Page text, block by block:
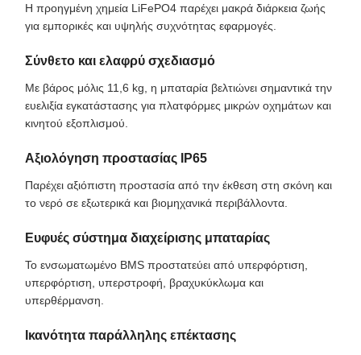
Η προηγμένη χημεία LiFePO4 παρέχει μακρά διάρκεια ζωής
για εμπορικές και υψηλής συχνότητας εφαρμογές.
Σύνθετο και ελαφρύ σχεδιασμό
Με βάρος μόλις 11,6 kg, η μπαταρία βελτιώνει σημαντικά την
ευελιξία εγκατάστασης για πλατφόρμες μικρών οχημάτων και
κινητού εξοπλισμού.
Αξιολόγηση προστασίας IP65
Παρέχει αξιόπιστη προστασία από την έκθεση στη σκόνη και
το νερό σε εξωτερικά και βιομηχανικά περιβάλλοντα.
Ευφυές σύστημα διαχείρισης μπαταρίας
Το ενσωματωμένο BMS προστατεύει από υπερφόρτιση,
υπερφόρτιση, υπερστροφή, βραχυκύκλωμα και
υπερθέρμανση.
Ικανότητα παράλληλης επέκτασης